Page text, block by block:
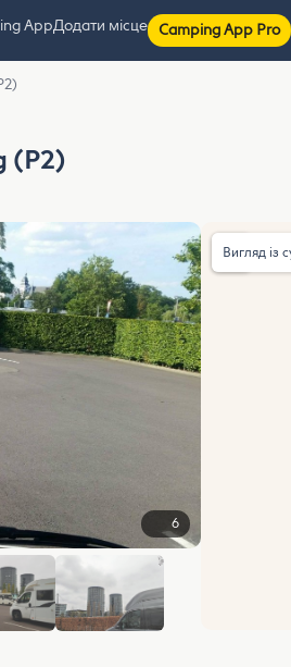
AppДодати місце Camping App Pro
(P2)
6
Вигляд із